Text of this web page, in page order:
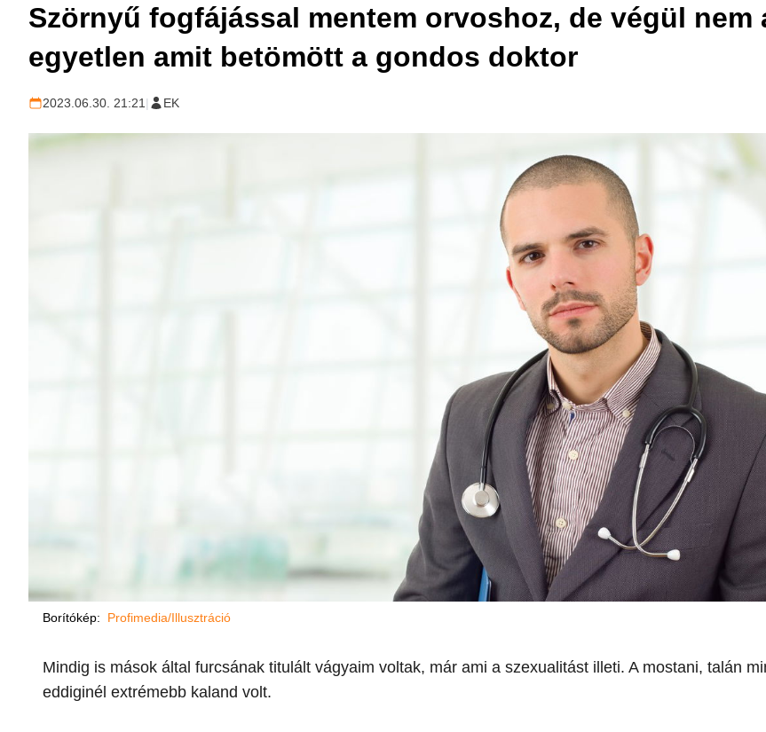
Szörnyű fogfájással mentem orvoshoz, de végül
egyetlen amit betömött a gondos doktor
2023.06.30. 21:21 | EK
Borítókép: Profimedia/Illusztráció
Mindig is mások által furcsának titulált vágyaim voltak, már ami a szexualitást illeti. A mostani, talán
eddiginél extrémebb kaland volt.